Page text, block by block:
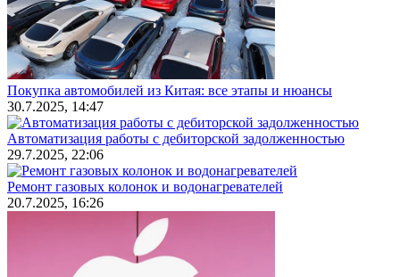
Покупка автомобилей из Китая: все этапы и нюансы
30.7.2025, 14:47
Автоматизация работы с дебиторской задолженностью
29.7.2025, 22:06
Ремонт газовых колонок и водонагревателей
20.7.2025, 16:26